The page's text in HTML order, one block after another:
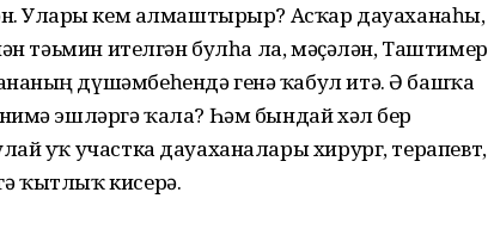
Уларҙы кем алмаштырыр? Асҡар дауаханаһы,
тәьмин ителгән булһа ла, мәҫәлән, Таштимер
дүшәмбеһендә генә ҡабул итә. Ә башҡа
эшләргә ҡала? Һәм бындай хәл бер
уҡ участка дауаханалары хирург, терапевт,
ҡытлыҡ кисерә.